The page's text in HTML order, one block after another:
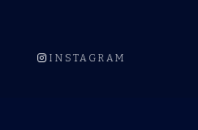
INSTAGRAM